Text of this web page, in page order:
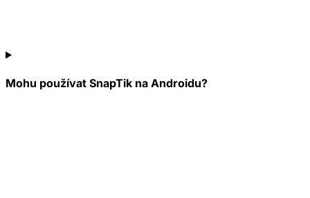
Mohu používat SnapTik na Androidu?